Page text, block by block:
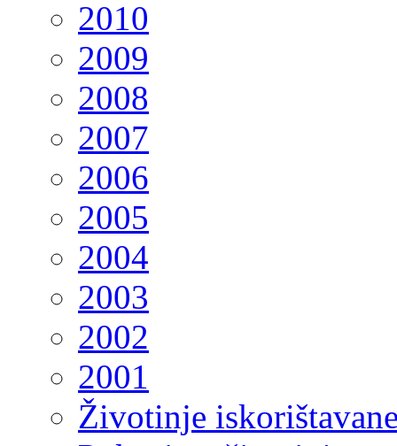
2010
2009
2008
2007
2006
2005
2004
2003
2002
2001
Životinje